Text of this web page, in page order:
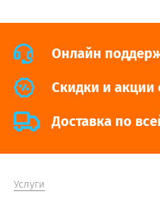
Онлайн
Cкидки и
Доставка по
Услуги